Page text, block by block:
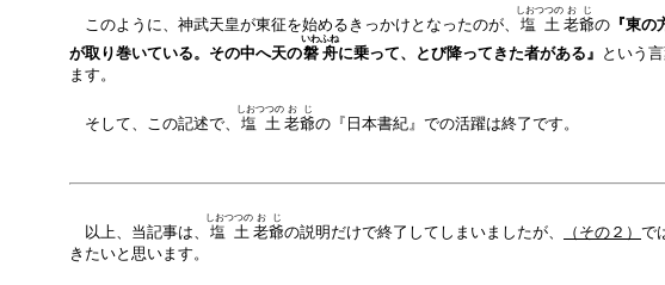
このように、神武天皇が東征を始めるきっかけとなったのが、 塩土
しおつつの
老爺
おじ
の 『東
が取り巻いている。その中へ天の磐舟
いわふね
に乗って、とび降ってきた者がある』 という
ます。
そして、この記述で、 塩土
しおつつの
老爺
おじ
の『日本書紀』での活躍は終了です。
以上、当記事は、 塩土
しおつつの
老爺
おじ
の説明だけで終了してしまいましたが、 （その２） で
きたいと思います。